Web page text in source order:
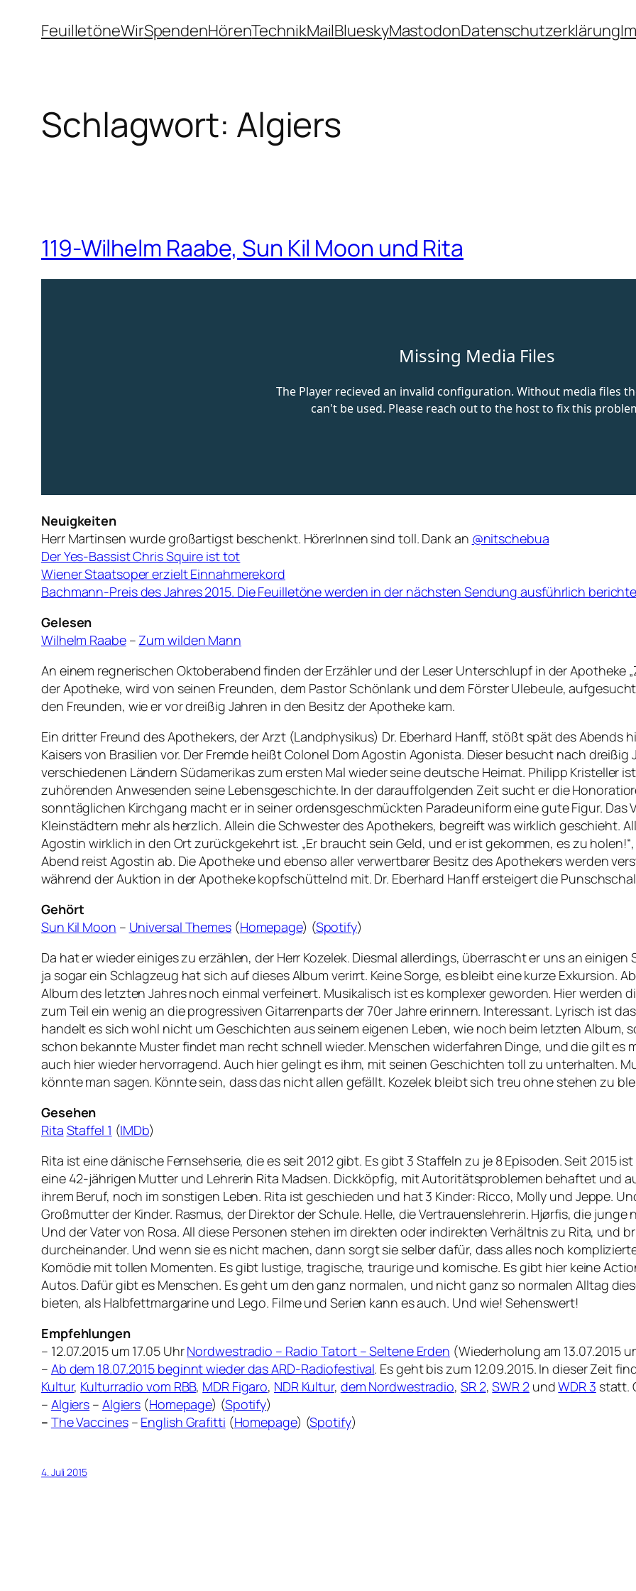
InhaltFeuilletöneWirSpendenHörenTechnikMailBlueskyMastodonDatenschutzerklärung
Schlagwort: Algiers
119-Wilhelm Raabe, Sun Kil Moon und Rita
Neuigkeiten
Herr Martinsen wurde großartigst beschenkt. HörerInnen sind toll. Dank an @nitschebua
Der Yes-Bassist Chris Squire ist tot
Wiener Staatsoper erzielt Einnahmerekord
Bachmann-Preis des Jahres 2015. Die Feuilletöne werden in der nächsten Sendung ausführlich
Gelesen
Wilhelm Raabe– Zum wilden Mann
An einem regnerischen Oktoberabend finden der Erzähler und der Leser Unterschlupf in der Apotheke
der Apotheke, wird von seinen Freunden, dem Pastor Schönlank und dem Förster Ulebeule,
den Freunden, wie er vor dreißig Jahren in den Besitz der Apotheke kam.
Ein dritter Freund des Apothekers, der Arzt (Landphysikus) Dr. Eberhard Hanff, stößt spät des Abends
Kaisers von Brasilien vor. Der Fremde heißt Colonel Dom Agostin Agonista. Dieser besucht nach
verschiedenen Ländern Südamerikas zum ersten Mal wieder seine deutsche Heimat. Philipp Kristeller
zuhörenden Anwesenden seine Lebensgeschichte. In der darauffolgenden Zeit sucht er die
sonntäglichen Kirchgang macht er in seiner ordensgeschmückten Paradeuniform eine gute Figur. Das
Kleinstädtern mehr als herzlich. Allein die Schwester des Apothekers, begreift was wirklich geschieht.
Agostin wirklich in den Ort zurückgekehrt ist. „Er braucht sein Geld, und er ist gekommen, es zu
Abend reist Agostin ab. Die Apotheke und ebenso aller verwertbarer Besitz des Apothekers werden
während der Auktion in der Apotheke kopfschüttelnd mit. Dr. Eberhard Hanff ersteigert die
Gehört
Sun Kil Moon – Universal Themes(Homepage) (Spotify)
Da hat er wieder einiges zu erzählen, der Herr Kozelek. Diesmal allerdings, überrascht er uns an
ja sogar ein Schlagzeug hat sich auf dieses Album verirrt. Keine Sorge, es bleibt eine kurze Exkursion.
Album des letzten Jahres noch einmal verfeinert. Musikalisch ist es komplexer geworden. Hier werden
zum Teil ein wenig an die progressiven Gitarrenparts der 70er Jahre erinnern. Interessant. Lyrisch ist
handelt es sich wohl nicht um Geschichten aus seinem eigenen Leben, wie noch beim letzten Album,
schon bekannte Muster findet man recht schnell wieder. Menschen widerfahren Dinge, und die gilt es
auch hier wieder hervorragend. Auch hier gelingt es ihm, mit seinen Geschichten toll zu unterhalten.
könnte man sagen. Könnte sein, dass das nicht allen gefällt. Kozelek bleibt sich treu ohne stehen zu
Gesehen
Rita Staffel 1 (IMDb)
Rita ist eine dänische Fernsehserie, die es seit 2012 gibt. Es gibt 3 Staffeln zu je 8 Episoden. Seit 2015
eine 42-jährigen Mutter und Lehrerin Rita Madsen. Dickköpfig, mit Autoritätsproblemen behaftet und
ihrem Beruf, noch im sonstigen Leben. Rita ist geschieden und hat 3 Kinder: Ricco, Molly und Jeppe.
Großmutter der Kinder. Rasmus, der Direktor der Schule. Helle, die Vertrauenslehrerin. Hjørfis, die
Und der Vater von Rosa. All diese Personen stehen im direkten oder indirekten Verhältnis zu Rita, und
durcheinander. Und wenn sie es nicht machen, dann sorgt sie selber dafür, dass alles noch
Komödie mit tollen Momenten. Es gibt lustige, tragische, traurige und komische. Es gibt hier keine
Autos. Dafür gibt es Menschen. Es geht um den ganz normalen, und nicht ganz so normalen Alltag
bieten, als Halbfettmargarine und Lego. Filme und Serien kann es auch. Und wie! Sehenswert!
Empfehlungen
– 12.07.2015 um 17.05 UhrNordwestradio – Radio Tatort – Seltene Erden (Wiederholung am 13.07.2015
– Ab dem 18.07.2015 beginnt wieder das ARD-Radiofestival. Es geht bis zum 12.09.2015. In dieser Zeit
Kultur, Kulturradio vom RBB, MDR Figaro, NDR Kultur, dem Nordwestradio, SR 2,SWR 2undWDR 3 statt.
– Algiers – Algiers (Homepage) (Spotify)
– The Vaccines– English Grafitti (Homepage) (Spotify)
4. Juli 2015